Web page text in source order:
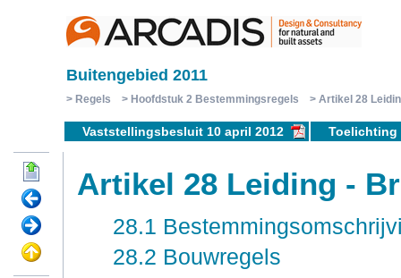
Buitengebied 2011
Regels Hoofdstuk 2 Bestemmingsregels Artikel 28
Vaststellingsbesluit 10 april 2012 Toelichting
Artikel 28 Leiding -
28.1
28.2 Bouwregels